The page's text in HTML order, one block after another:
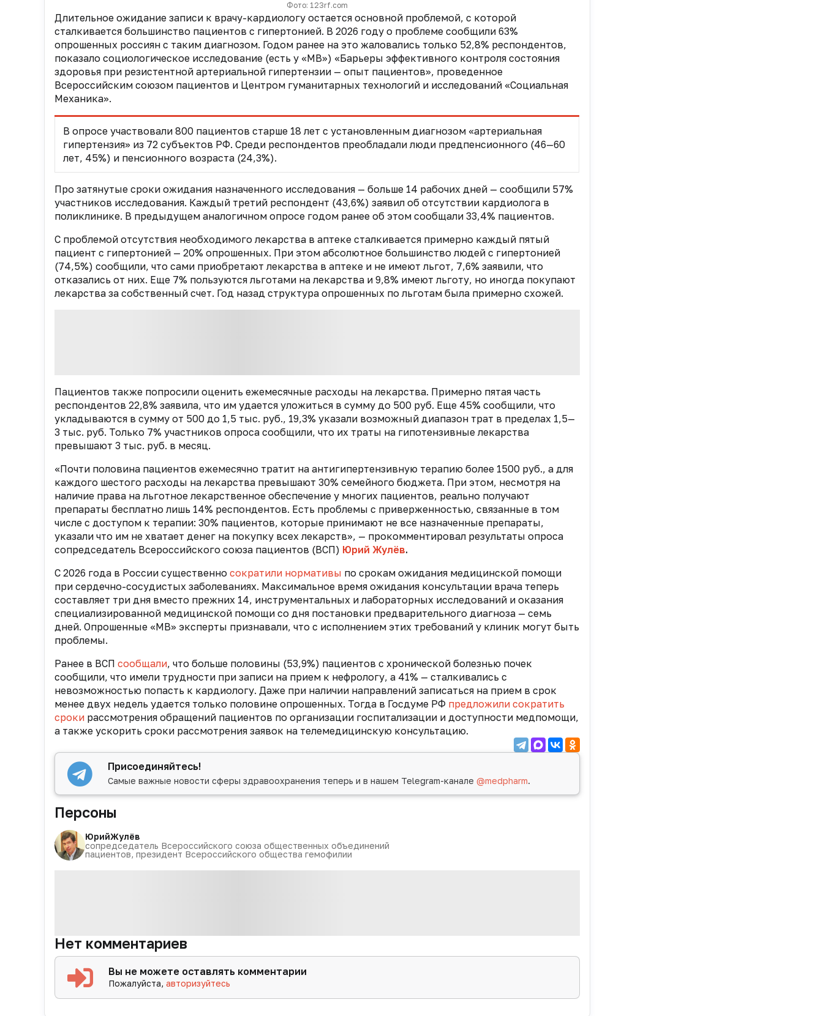
Фото: 123rf.com
Длительное ожидание записи к врачу-кардиологу остается основной проблемой, с которой
сталкивается большинство пациентов с гипертонией. В 2026 году о проблеме сообщили 63%
опрошенных россиян с таким диагнозом. Годом ранее на это жаловались только 52,8% респондентов,
показало социологическое исследование (есть у «МВ») «Барьеры эффективного контроля состояния
здоровья при резистентной артериальной гипертензии — опыт пациентов», проведенное
Всероссийским союзом пациентов и Центром гуманитарных технологий и исследований «Социальная
Механика».
В опросе участвовали 800 пациентов старше 18 лет с установленным диагнозом «артериальная
гипертензия» из 72 субъектов РФ. Среди респондентов преобладали люди предпенсионного (46—60
лет, 45%) и пенсионного возраста (24,3%).
Про затянутые сроки ожидания назначенного исследования — больше 14 рабочих дней — сообщили 57%
участников исследования. Каждый третий респондент (43,6%) заявил об отсутствии кардиолога в
поликлинике. В предыдущем аналогичном опросе годом ранее об этом сообщали 33,4% пациентов.
С проблемой отсутствия необходимого лекарства в аптеке сталкивается примерно каждый пятый
пациент с гипертонией — 20% опрошенных. При этом абсолютное большинство людей с гипертонией
(74,5%) сообщили, что сами приобретают лекарства в аптеке и не имеют льгот, 7,6% заявили, что
отказались от них. Еще 7% пользуются льготами на лекарства и 9,8% имеют льготу, но иногда покупают
лекарства за собственный счет. Год назад структура опрошенных по льготам была примерно схожей.
Пациентов также попросили оценить ежемесячные расходы на лекарства. Примерно пятая часть
респондентов 22,8% заявила, что им удается уложиться в сумму до 500 руб. Еще 45% сообщили, что
укладываются в сумму от 500 до 1,5 тыс. руб., 19,3% указали возможный диапазон трат в пределах 1,5—
3 тыс. руб. Только 7% участников опроса сообщили, что их траты на гипотензивные лекарства
превышают 3 тыс. руб. в месяц.
«Почти половина пациентов ежемесячно тратит на антигипертензивную терапию более 1500 руб., а для
каждого шестого расходы на лекарства превышают 30% семейного бюджета. При этом, несмотря на
наличие права на льготное лекарственное обеспечение у многих пациентов, реально получают
препараты бесплатно лишь 14% респондентов. Есть проблемы с приверженностью, связанные в том
числе с доступом к терапии: 30% пациентов, которые принимают не все назначенные препараты,
указали что им не хватает денег на покупку всех лекарств», — прокомментировал результаты опроса
сопредседатель Всероссийского союза пациентов (ВСП) Юрий Жулёв.
С 2026 года в России существенно сократили нормативы по срокам ожидания медицинской помощи
при сердечно-сосудистых заболеваниях. Максимальное время ожидания консультации врача теперь
составляет три дня вместо прежних 14, инструментальных и лабораторных исследований и оказания
специализированной медицинской помощи со дня постановки предварительного диагноза — семь
дней. Опрошенные «МВ» эксперты признавали, что с исполнением этих требований у клиник могут быть
проблемы.
Ранее в ВСП сообщали, что больше половины (53,9%) пациентов с хронической болезнью почек
сообщили, что имели трудности при записи на прием к нефрологу, а 41% — сталкивались с
невозможностью попасть к кардиологу. Даже при наличии направлений записаться на прием в срок
менее двух недель удается только половине опрошенных. Тогда в Госдуме РФ предложили сократить
сроки рассмотрения обращений пациентов по организации госпитализации и доступности медпомощи,
а также ускорить сроки рассмотрения заявок на телемедицинскую консультацию.
Присоединяйтесь!
Самые важные новости сферы здравоохранения теперь и в нашем Telegram-канале@medpharm.
Персоны
ЮрийЖулёв
сопредседатель Всероссийского союза общественных объединений
пациентов, президент Всероссийского общества гемофилии
Нет комментариев
Вы не можете оставлять комментарии
Пожалуйста,авторизуйтесь